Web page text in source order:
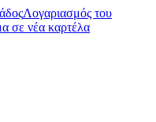
Λογαριασμός του
σε νέα καρτέλα